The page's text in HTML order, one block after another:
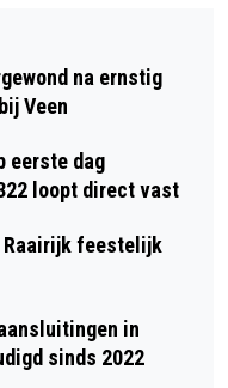
na ernstig
Veen
eerste dag
loopt direct vast
Raairijk feestelijk
in
sinds 2022